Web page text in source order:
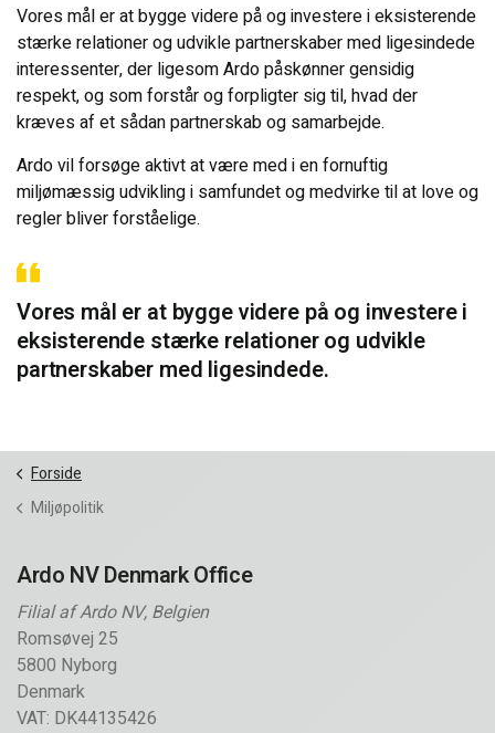
Ardo i tal
Job hos Ardo NV
KONTAKT OS
Vores mål er at bygge videre på og investere i eksisterende
stærke relationer og udvikle partnerskaber med ligesindede
interessenter, der ligesom Ardo påskønner gensidig
respekt, og som forstår og forpligter sig til, hvad der
kræves af et sådan partnerskab og samarbejde.
Ardo vil forsøge aktivt at være med i en fornuftig
miljømæssig udvikling i samfundet og medvirke til at love og
regler bliver forståelige.
Vores mål er at bygge videre på og investere i
eksisterende stærke relationer og udvikle
partnerskaber med ligesindede.
Forside
Miljøpolitik
Ardo NV Denmark Office
Filial af Ardo NV, Belgien
Romsøvej 25
5800 Nyborg
Denmark
VAT: DK44135426